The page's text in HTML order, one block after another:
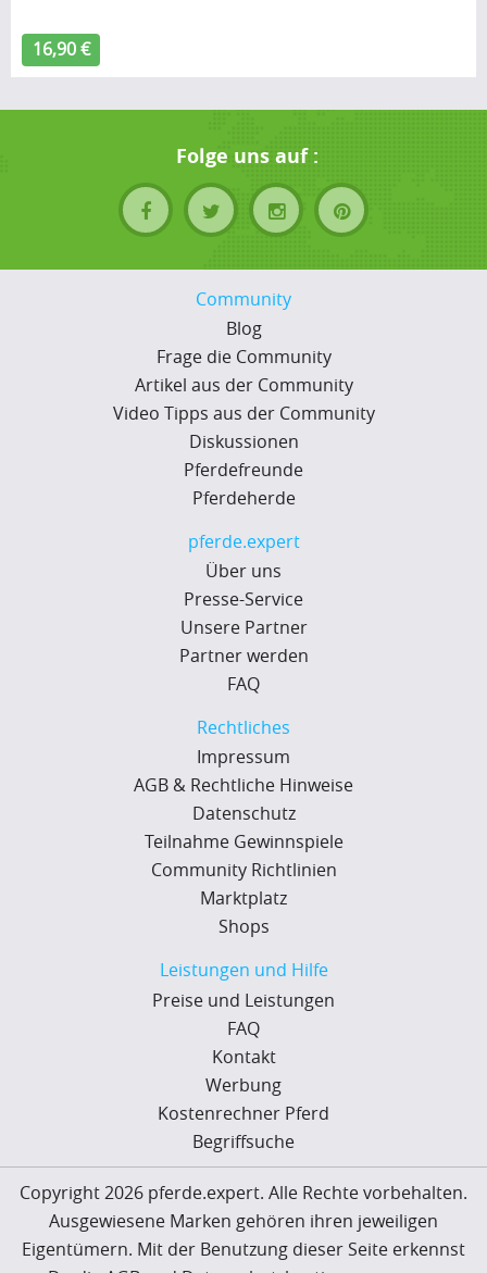
16,90 €
Folge uns auf :
Community
Blog
Frage die Community
Artikel aus der Community
Video Tipps aus der Community
Diskussionen
Pferdefreunde
Pferdeherde
pferde.expert
Über uns
Presse-Service
Unsere Partner
Partner werden
FAQ
Rechtliches
Impressum
AGB & Rechtliche Hinweise
Datenschutz
Teilnahme Gewinnspiele
Community Richtlinien
Marktplatz
Shops
Leistungen und Hilfe
Preise und Leistungen
FAQ
Kontakt
Werbung
Kostenrechner Pferd
Begriffsuche
Copyright 2026 pferde.expert. Alle Rechte vorbehalten.
Ausgewiesene Marken gehören ihren jeweiligen
Eigentümern. Mit der Benutzung dieser Seite erkennst